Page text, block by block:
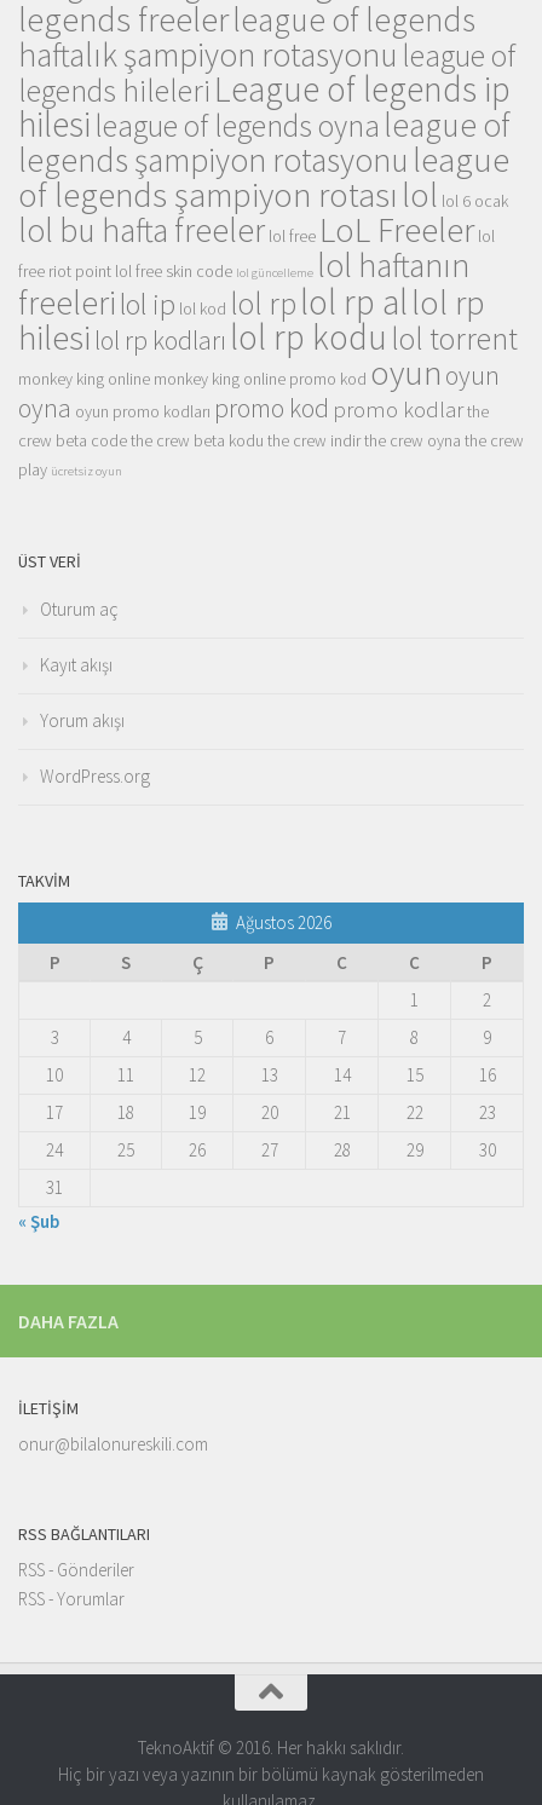
legends freelerleague of legends
haftalık şampiyon rotasyonu league of
legends hileleri League of legends ip
hilesi league of legends oyna league of
legends şampiyon rotasyonu league
of legends şampiyon rotası lol lol 6 ocak
lol bu hafta freeler lol free LoL Freeler lol
free riot point lol free skin code lol güncelleme lol haftanın
freeleri lol ip lol kod lol rplol rp allol rp
hilesi lol rp kodları lol rp kodu lol torrent
monkey king online monkey king online promo kod oyun oyun
oyna oyun promo kodları promo kod promo kodlarthe
crew beta codethe crew beta kodu the crew indirthe crew oyna the crew
play ücretsiz oyun
ÜST VERI
Oturum aç
Kayıt akışı
Yorum akışı
WordPress.org
TAKVIM
Ağustos 2026
P
S Ç P C C
P
1
2
3
4 5 6 7 8
9
10
11 12 13 14 15
16
17
18 19 20 21 22
23
24
25 26 27 28 29
30
31
« Şub
DAHA FAZLA
İLETIŞIM
onur@bilalonureskili.com
RSS BAĞLANTILARI
RSS - Gönderiler
RSS - Yorumlar
TeknoAktif © 2016. Her hakkı saklıdır.
Hiç bir yazı veya yazının bir bölümü kaynak gösterilmeden